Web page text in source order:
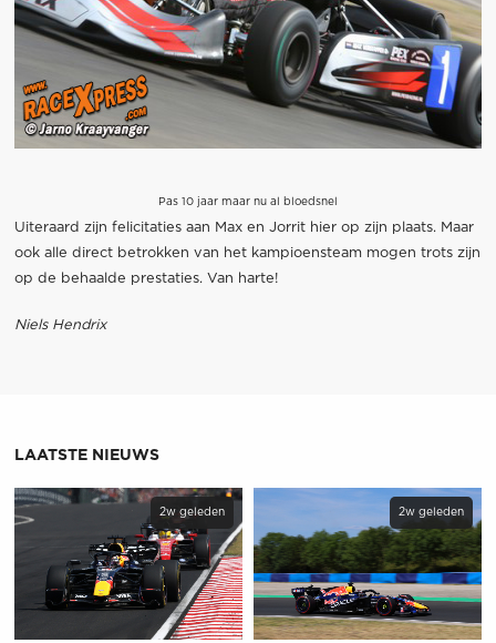
Pas 10 jaar maar nu al bloedsnel
Uiteraard zijn felicitaties aan Max en Jorrit hier op zijn plaats. Maar
ook alle direct betrokken van het kampioensteam mogen trots zijn
op de behaalde prestaties. Van harte!
Niels Hendrix
LAATSTE NIEUWS
2w geleden 2w geleden